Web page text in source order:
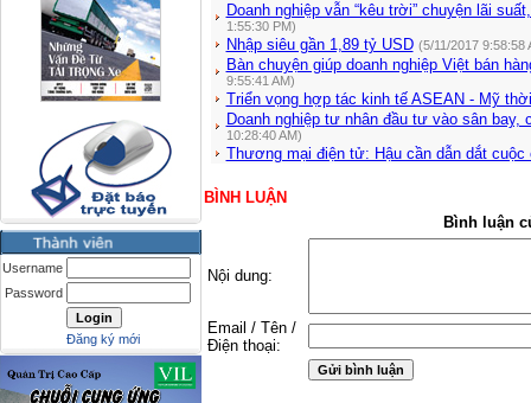
Username
Password
Đăng ký mới
Doanh nghiệp vẫn “kêu trời” chuyện lãi
1:55:30 PM)
Nhập siêu gần 1,89 tỷ USD (5/11/2017 9:58:58
Bàn chuyện giúp doanh nghiệp Việt bán
9:55:41 AM)
Triển vọng hợp tác kinh tế ASEAN - Mỹ
Doanh nghiệp tư nhân đầu tư vào sân bay,
10:28:40 AM)
Thương mại điện tử: Hậu cần dẫn dắt cuộc
BÌNH LUẬN
Bình luận
Nội dung:
Email / Tên /
Điện thoại: